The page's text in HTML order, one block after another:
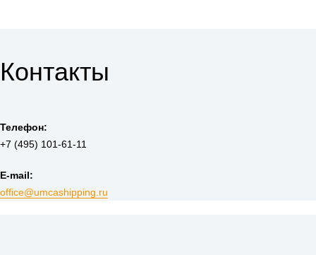
Контакты
Телефон:
+7 (495) 101-61-11
E-mail:
office@umcashipping.ru